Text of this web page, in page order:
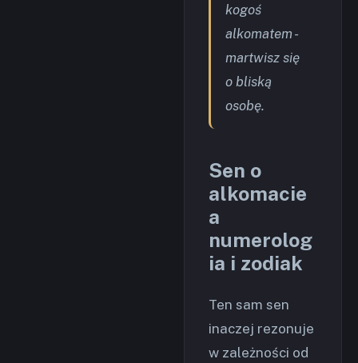
kogoś
alkomatem -
martwisz się
o bliską
osobę.
Sen o
alkomacie
a
numerolog
ia i zodiak
Ten sam sen
inaczej rezonuje
w zależności od